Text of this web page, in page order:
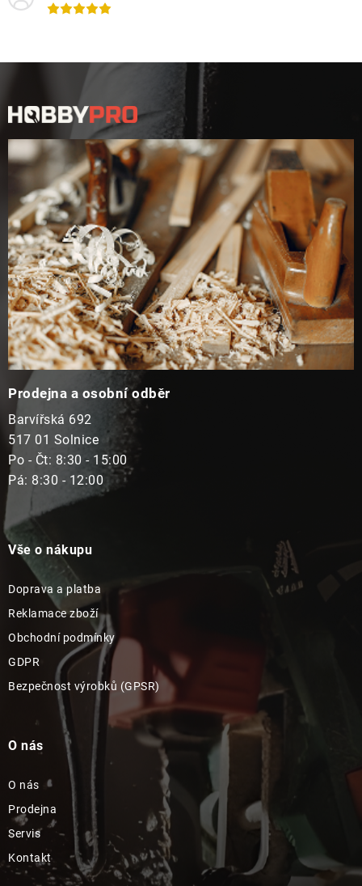
p
a
Prodejna a osobní odběr
Barvířská 692
517 01 Solnice
Po - Čt: 8:30 - 15:00
Pá: 8:30 - 12:00
Vše o nákupu
Doprava a platba
Reklamace zboží
Obchodní podmínky
GDPR
Bezpečnost výrobků (GPSR)
O nás
O nás
Prodejna
Servis
Kontakt